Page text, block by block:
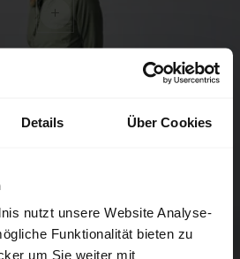
Details Über Cookies
nutzt unsere Website Analyse-
Funktionalität bieten zu
um Sie weiter mit